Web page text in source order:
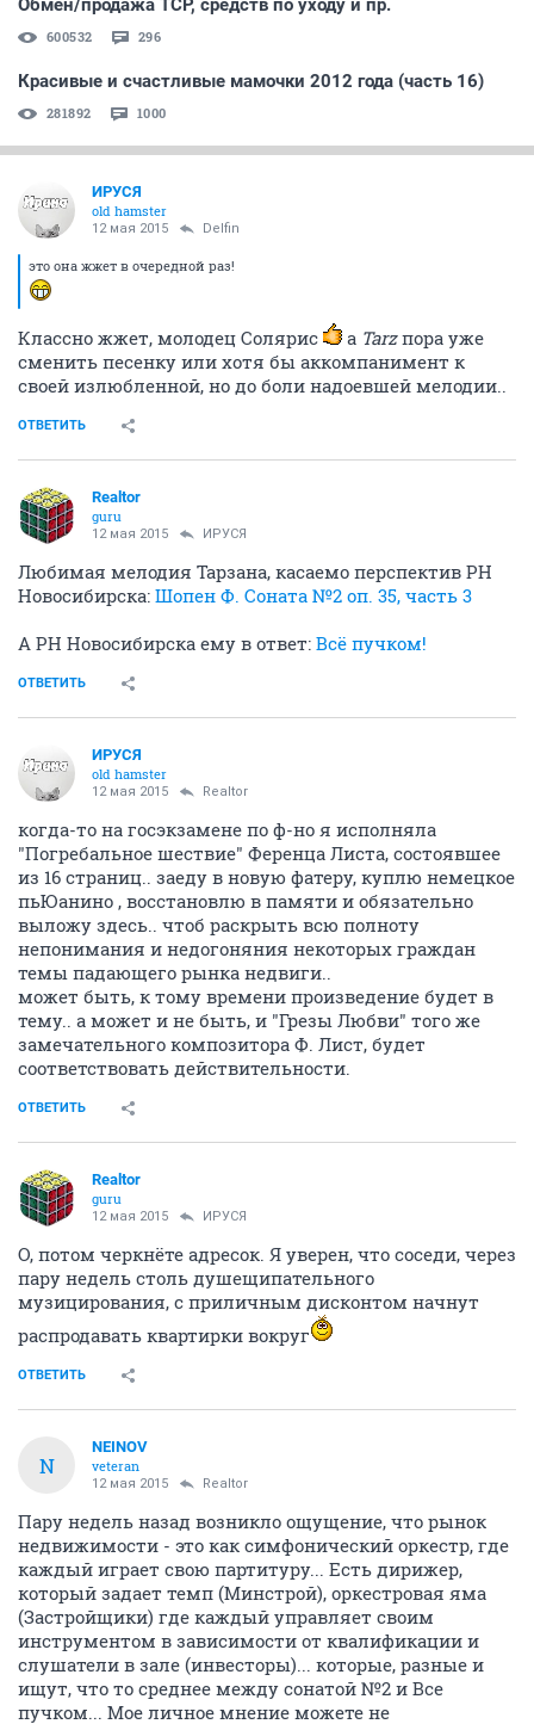
Обмен/продажа ТСР, средств по уходу и пр.
600532 296
Красивые и счастливые мамочки 2012 года (часть 16)
281892 1000
ИРУСЯ
old hamster
12 мая 2015 Delfin
это она жжет в очередной раз!
Классно жжет, молодец Солярис а Tarzпора уже
сменить песенку или хотя бы аккомпанимент к
своей излюбленной, но до боли надоевшей мелодии..
ОТВЕТИТЬ
Realtor
guru
12 мая 2015 ИРУСЯ
Любимая мелодия Тарзана, касаемо перспектив РН
Новосибирска: Шопен Ф. Соната №2 оп. 35, часть 3
А РН Новосибирска ему в ответ: Всё пучком!
ОТВЕТИТЬ
ИРУСЯ
old hamster
12 мая 2015 Realtor
когда-то на госэкзамене по ф-но я исполняла
"Погребальное шествие" Ференца Листа, состоявшее
из 16 страниц.. заеду в новую фатеру, куплю немецкое
пьЮанино , восстановлю в памяти и обязательно
выложу здесь.. чтоб раскрыть всю полноту
непонимания и недогоняния некоторых граждан
темы падающего рынка недвиги..
может быть, к тому времени произведение будет в
тему.. а может и не быть, и "Грезы Любви" того же
замечательного композитора Ф. Лист, будет
соответствовать действительности.
ОТВЕТИТЬ
Realtor
guru
12 мая 2015 ИРУСЯ
О, потом черкнёте адресок. Я уверен, что соседи, через
пару недель столь душещипательного
музицирования, с приличным дисконтом начнут
распродавать квартирки вокруг
ОТВЕТИТЬ
N
NEINOV
veteran
12 мая 2015 Realtor
Пару недель назад возникло ощущение, что рынок
недвижимости - это как симфонический оркестр, где
каждый играет свою партитуру... Есть дирижер,
который задает темп (Минстрой), оркестровая яма
(Застройщики) где каждый управляет своим
инструментом в зависимости от квалификации и
слушатели в зале (инвесторы)... которые, разные и
ищут, что то среднее между сонатой №2 и Все
пучком... Мое личное мнение можете не